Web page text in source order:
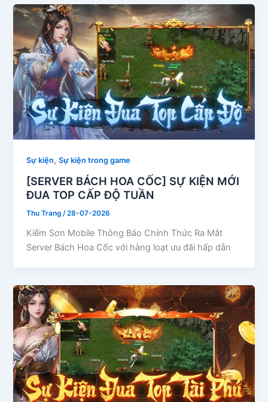
Sự kiện,Sự kiện trong game
[SERVER BÁCH HOA CỐC] SỰ KIỆN MỚI
ĐUA TOP CẤP ĐỘ TUẦN
Thu Trang/28-07-2026
Kiếm Sơn Mobile Thông Báo Chính Thức Ra Mắt
Server Bách Hoa Cốc với hàng loạt ưu đãi hấp dẫn